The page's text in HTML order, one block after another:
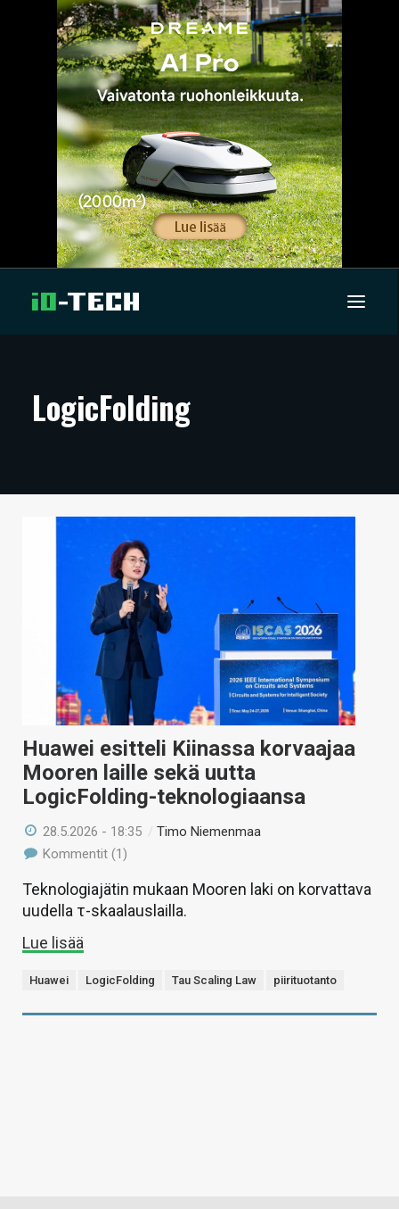
ARTIKKELIT
TECHBBS
LogicFolding
Huawei esitteli Kiinassa korvaajaa
Mooren laille sekä uutta
LogicFolding-teknologiaansa
28.5.2026 - 18:35 /Timo Niemenmaa
Kommentit (1)
Teknologiajätin mukaan Mooren laki on korvattava
uudella τ-skaalauslailla.
Lue lisää
Huawei LogicFolding Tau Scaling Law piirituotanto